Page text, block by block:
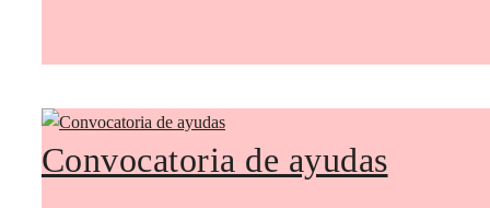
Convocatoria de ayudas